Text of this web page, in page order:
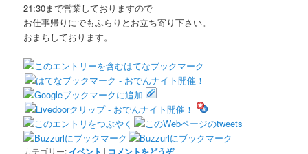
21:30まで営業しておりますので
お仕事帰りにでもふらりとお立ち寄り下さい。
おまちしております。
カテゴリー: イベント | コメントをどうぞ